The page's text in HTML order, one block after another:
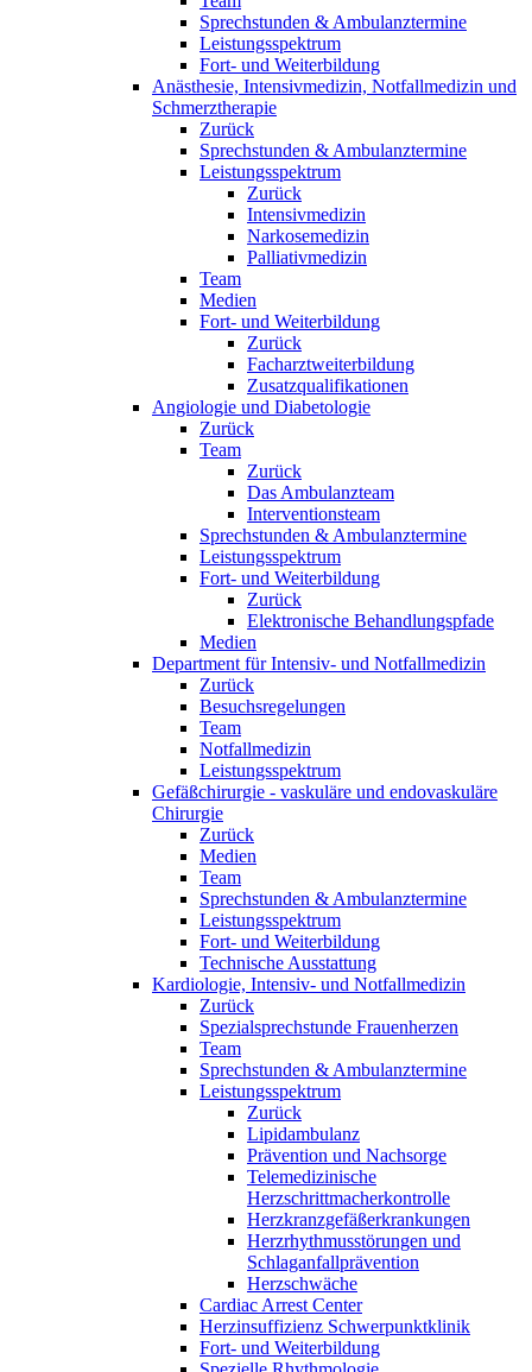
Sprechstunden & Ambulanztermine
Leistungsspektrum
Fort- und Weiterbildung
Anästhesie, Intensivmedizin, Notfallmedizin und
Schmerztherapie
Zurück
Sprechstunden & Ambulanztermine
Leistungsspektrum
Zurück
Intensivmedizin
Narkosemedizin
Palliativmedizin
Team
Medien
Fort- und Weiterbildung
Zurück
Facharztweiterbildung
Zusatzqualifikationen
Angiologie und Diabetologie
Zurück
Team
Zurück
Das Ambulanzteam
Interventionsteam
Sprechstunden & Ambulanztermine
Leistungsspektrum
Fort- und Weiterbildung
Zurück
Elektronische Behandlungspfade
Medien
Department für Intensiv- und Notfallmedizin
Zurück
Besuchsregelungen
Team
Notfallmedizin
Leistungsspektrum
Gefäßchirurgie - vaskuläre und endovaskuläre
Chirurgie
Zurück
Medien
Team
Sprechstunden & Ambulanztermine
Leistungsspektrum
Fort- und Weiterbildung
Technische Ausstattung
Kardiologie, Intensiv- und Notfallmedizin
Zurück
Spezialsprechstunde Frauenherzen
Team
Sprechstunden & Ambulanztermine
Leistungsspektrum
Zurück
Lipidambulanz
Prävention und Nachsorge
Telemedizinische
Herzschrittmacherkontrolle
Herzkranzgefäßerkrankungen
Herzrhythmusstörungen und
Schlaganfallprävention
Herzschwäche
Cardiac Arrest Center
Herzinsuffizienz Schwerpunktklinik
Fort- und Weiterbildung